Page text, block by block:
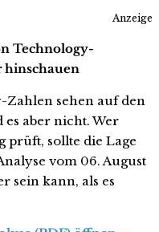
Anzeige
Technology-
hinschauen
sehen auf den
aber nicht. Wer
prüft, sollte die Lage
vom 06. August
sein kann, als es